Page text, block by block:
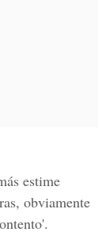
estime
obviamente